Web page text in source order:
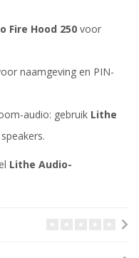
Fire Hood 250 voor
naamgeving en PIN-
audio: gebruik Lithe
Lithe Audio-